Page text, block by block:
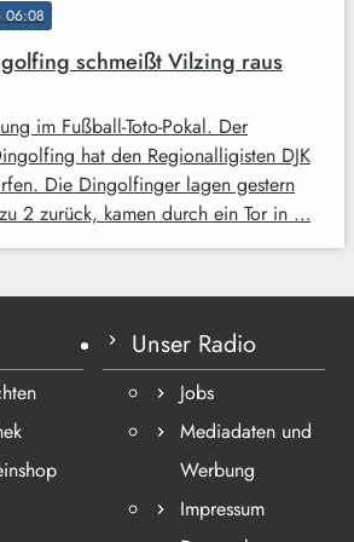
06:08
schmeißt Vilzing raus
im Fußball-Toto-Pokal. Der
hat den Regionalligisten DJK
Die Dingolfinger lagen gestern
2 zurück, kamen durch ein Tor in …
Unser Radio
Jobs
Mediadaten und
Werbung
Impressum